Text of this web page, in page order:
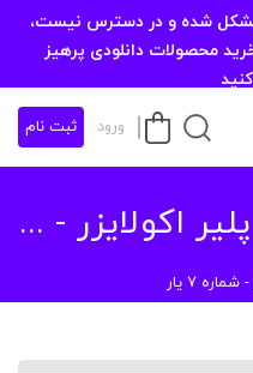
شده و در دسترس نیست،
محصولات دانلودی پرهیز
کنید
ورود ثبت نام
- شماره 7 یار
7 یار